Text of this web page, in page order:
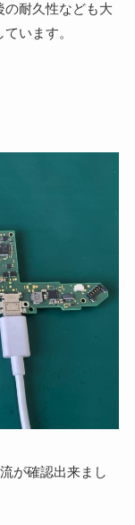
耐久性なども大
います。
が確認出来まし